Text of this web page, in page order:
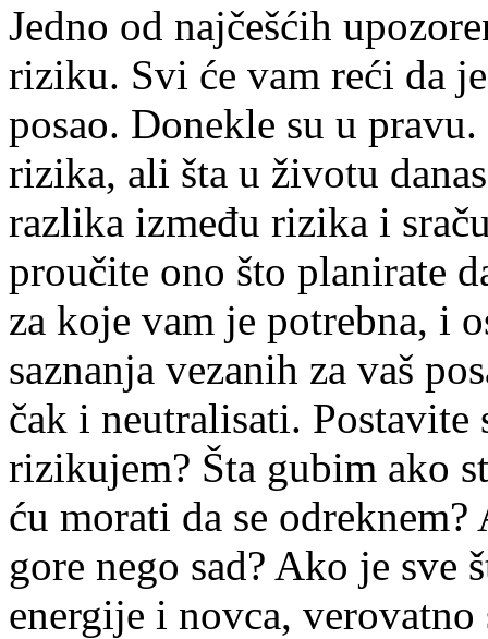
Jedno od najčešćih
riziku. Svi će vam reći da
posao. Donekle su u
rizika, ali šta u životu
razlika između rizika i
proučite ono što planirate
za koje vam je potrebna, i
saznanja vezanih za vaš
čak i neutralisati. Postavite
rizikujem? Šta gubim ako
ću morati da se
gore nego sad? Ako je sve
energije i novca,